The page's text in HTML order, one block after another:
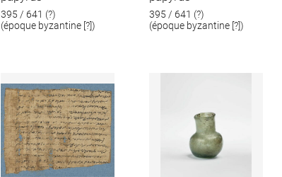
395 / 641 (?)
(époque byzantine [?])
395 / 641 (?)
(époque byzantine [?])